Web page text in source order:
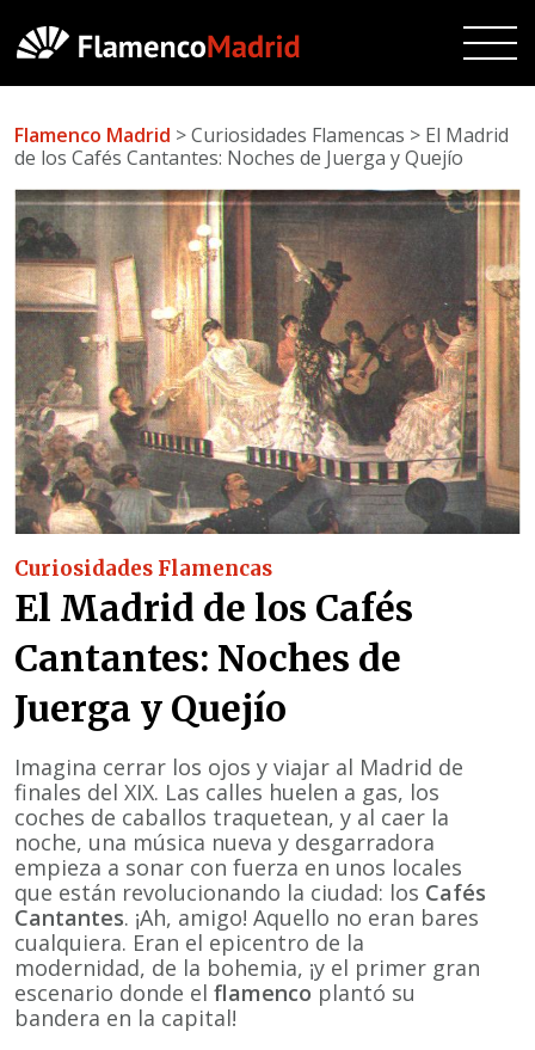
Flamenco Madrid > Curiosidades Flamencas > El Madrid
de los Cafés Cantantes: Noches de Juerga y Quejío
Curiosidades Flamencas
El Madrid de los Cafés
Cantantes: Noches de
Juerga y Quejío
Imagina cerrar los ojos y viajar al Madrid de
finales del XIX. Las calles huelen a gas, los
coches de caballos traquetean, y al caer la
noche, una música nueva y desgarradora
empieza a sonar con fuerza en unos locales
que están revolucionando la ciudad: los Cafés
Cantantes. ¡Ah, amigo! Aquello no eran bares
cualquiera. Eran el epicentro de la
modernidad, de la bohemia, ¡y el primer gran
escenario donde el flamenco plantó su
bandera en la capital!